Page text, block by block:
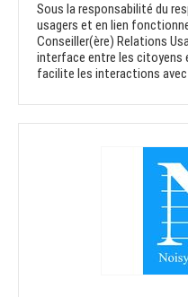
Sous la responsabilité du
usagers et en lien
Conseiller(ère) Relations
interface entre les citoyens
facilite les interactions